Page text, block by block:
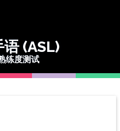
语 (ASL)
练度测试